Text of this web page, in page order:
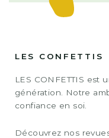
LES CONFETTIS
LES CONFETTIS est
génération. Notre
confiance en soi.
Découvrez nos